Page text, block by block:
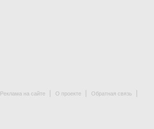
Реклама на сайте О проекте Обратная связь